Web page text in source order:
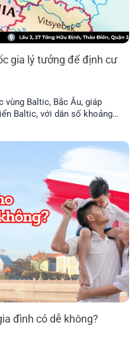
gia lý tưởng để định cư
Baltic, Bắc Âu, giáp
Baltic, với dân số khoảng
đình có dễ không?